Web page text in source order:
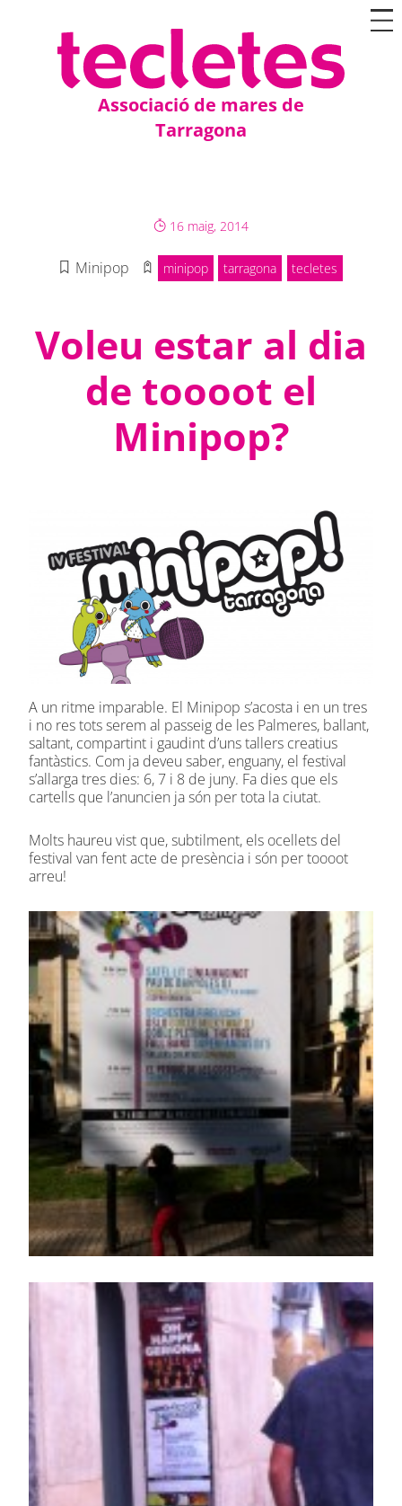
Associació de mares de
Tarragona
16 maig, 2014
Minipop minipop tarragona tecletes
Voleu estar al dia
de toooot el
Minipop?
A un ritme imparable. El Minipop s’acosta i en un tres
i no res tots serem al passeig de les Palmeres, ballant,
saltant, compartint i gaudint d’uns tallers creatius
fantàstics. Com ja deveu saber, enguany, el festival
s’allarga tres dies: 6, 7 i 8 de juny. Fa dies que els
cartells que l’anuncien ja són per tota la ciutat.
Molts haureu vist que, subtilment, els ocellets del
festival van fent acte de presència i són per toooot
arreu!